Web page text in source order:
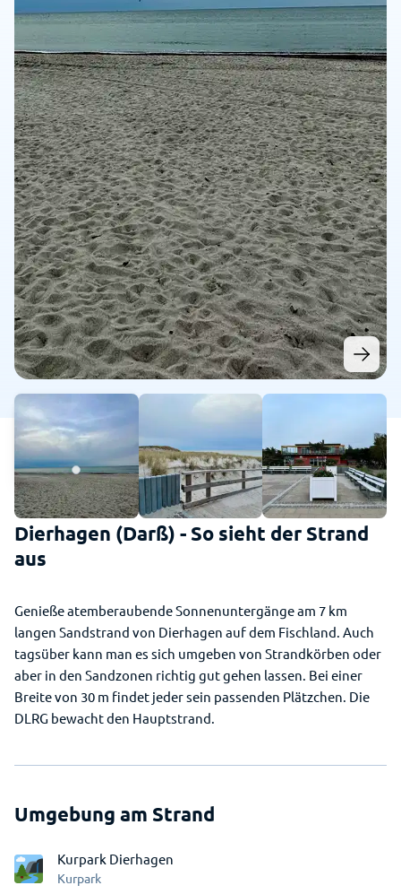
Dierhagen (Darß) - So sieht der Strand
aus
Genieße atemberaubende Sonnenuntergänge am 7 km
langen Sandstrand von Dierhagen auf dem Fischland. Auch
tagsüber kann man es sich umgeben von Strandkörben oder
aber in den Sandzonen richtig gut gehen lassen. Bei einer
Breite von 30 m findet jeder sein passenden Plätzchen. Die
DLRG bewacht den Hauptstrand.
Umgebung am Strand
Kurpark Dierhagen
Kurpark